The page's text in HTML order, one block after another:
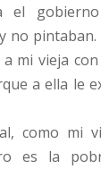
el
no pintaban.
mi vieja
a ella le
como mi
es la